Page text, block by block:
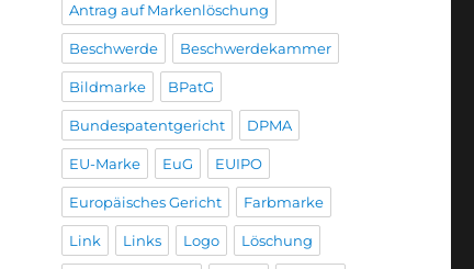
Antrag auf Markenlöschung
Beschwerde Beschwerdekammer
Bildmarke BPatG
Bundespatentgericht DPMA
EU-Marke EuG EUIPO
Europäisches Gericht Farbmarke
Link Links Logo Löschung